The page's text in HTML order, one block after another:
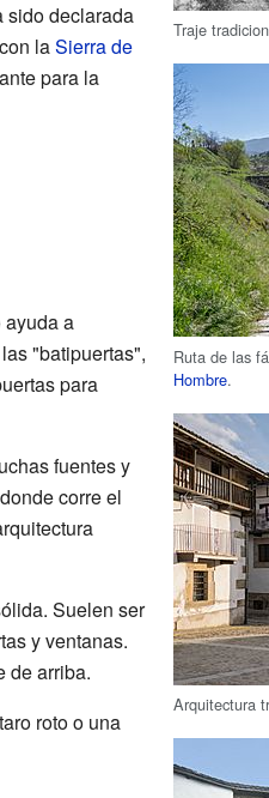
Traje
Ruta de las
Hombre.
sido declarada
laSierra de
para la
Arquitectura
ayuda a
"batipuertas",
para
fuentes y
corre el
Suelen ser
y ventanas.
de arriba.
roto o una